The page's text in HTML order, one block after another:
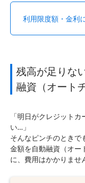
利用限度額・金利
残高が足りな
融資（オート
「明日がクレジット
い…」
そんなピンチのときで
金額を自動融資（オー
に、費用はかかりませ